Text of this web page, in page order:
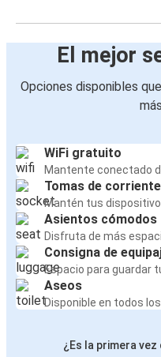
El mejor
Opciones disponibles
WiFi gratuito
Mantente conectado
Tomas de corriente
Mantén tus
Asientos cómodos
Disfruta de más
Consigna de
Espacio para guardar
Aseos
Disponible en todos
¿Es la primera